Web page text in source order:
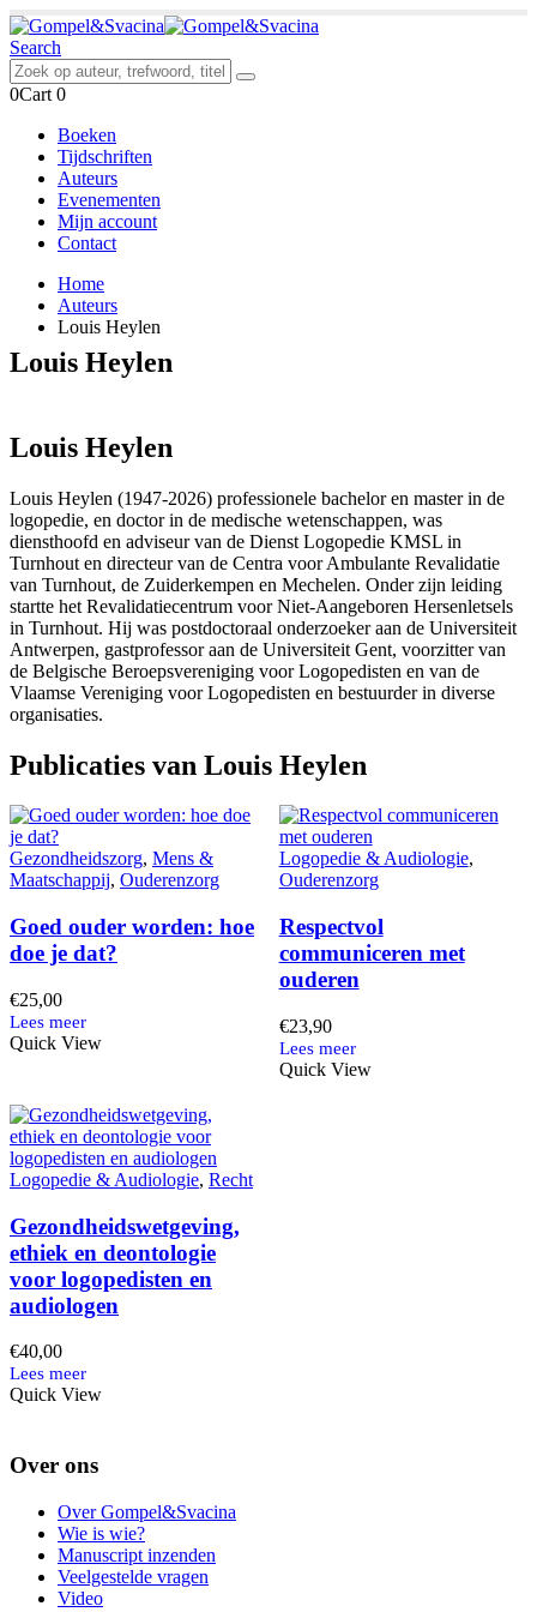
Search
0Cart 0
Boeken
Tijdschriften
Auteurs
Evenementen
Mijn account
Contact
Home
Auteurs
Louis Heylen
Louis Heylen
Louis Heylen
Louis Heylen (1947-2026) professionele bachelor en master in de
logopedie, en doctor in de medische wetenschappen, was
diensthoofd en adviseur van de Dienst Logopedie KMSL in
Turnhout en directeur van de Centra voor Ambulante Revalidatie
van Turnhout, de Zuiderkempen en Mechelen. Onder zijn leiding
startte het Revalidatiecentrum voor Niet-Aangeboren Hersenletsels
in Turnhout. Hij was postdoctoraal onderzoeker aan de Universiteit
Antwerpen, gastprofessor aan de Universiteit Gent, voorzitter van
de Belgische Beroepsvereniging voor Logopedisten en van de
Vlaamse Vereniging voor Logopedisten en bestuurder in diverse
organisaties.
Publicaties van Louis Heylen
Gezondheidszorg, Mens &
Maatschappij, Ouderenzorg
Goed ouder worden: hoe
doe je dat?
€25,00
Quick View
Logopedie & Audiologie,
Ouderenzorg
Respectvol
communiceren met
ouderen
€23,90
Quick View
Logopedie & Audiologie, Recht
Gezondheidswetgeving,
ethiek en deontologie
voor logopedisten en
audiologen
€40,00
Quick View
Over ons
Over Gompel&Svacina
Wie is wie?
Manuscript inzenden
Veelgestelde vragen
Video